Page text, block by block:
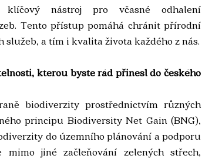
nástroj pro včasné odhalení
Tento přístup pomáhá chránit přírodní
a tím i kvalita života každého z nás.
kterou byste rád přinesl do českého
biodiverzity prostřednictvím různých
principu Biodiversity Net Gain (BNG),
do územního plánování a podporu
jiné začleňování zelených střech,